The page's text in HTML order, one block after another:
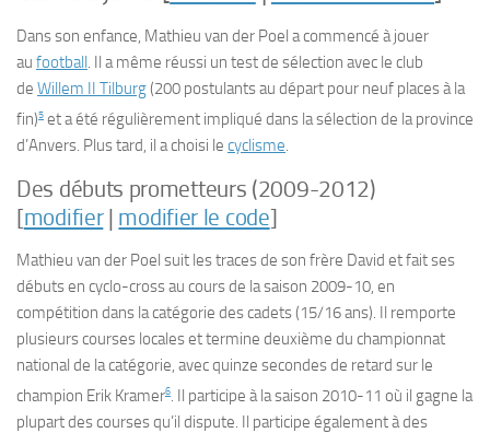
Dans son enfance, Mathieu van der Poel a commencé à jouer
au football. Il a même réussi un test de sélection avec le club
de Willem II Tilburg(200 postulants au départ pour neuf places à la
fin)5 et a été régulièrement impliqué dans la sélection de la province
d’Anvers. Plus tard, il a choisi le cyclisme.
Des débuts prometteurs (2009-2012)
[modifier| modifier le code]
Mathieu van der Poel suit les traces de son frère David et fait ses
débuts en cyclo-cross au cours de la saison 2009-10, en
compétition dans la catégorie des cadets (15/16 ans). Il remporte
plusieurs courses locales et termine deuxième du championnat
national de la catégorie, avec quinze secondes de retard sur le
champion Erik Kramer6. Il participe à la saison 2010-11 où il gagne la
plupart des courses qu’il dispute. Il participe également à des